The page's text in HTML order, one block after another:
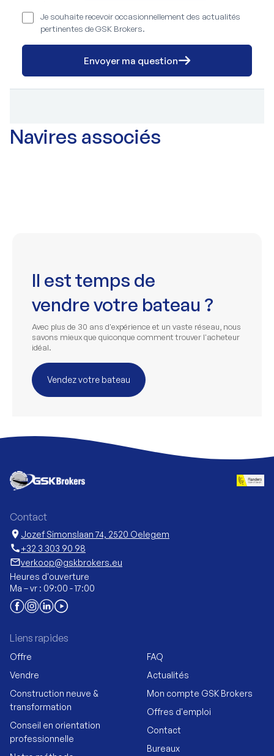
Je souhaite recevoir occasionnellement des actualités
pertinentes de GSK Brokers.
Envoyer ma question
Navires associés
Il est temps de
vendre votre bateau ?
Avec plus de 30 ans d'expérience et un vaste réseau, nous
savons mieux que quiconque comment trouver l'acheteur
idéal.
Vendez votre bateau
Contact
location_on Jozef Simonslaan 74, 2520 Oelegem
call+32 3 303 90 98
mail_outlineverkoop@gskbrokers.eu
Heures d'ouverture
Ma – vr : 09:00 - 17:00
Liens rapides
Offre
Vendre
Construction neuve &
transformation
Conseil en orientation
professionnelle
FAQ
Actualités
Mon compte GSK Brokers
Offres d'emploi
Contact
Bureaux